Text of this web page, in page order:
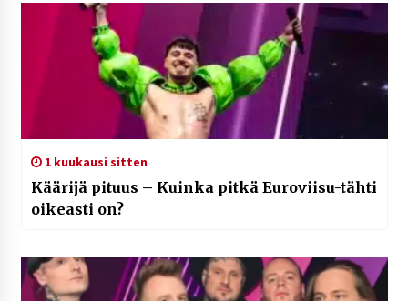
1 kuukausi sitten
Käärijä pituus – Kuinka pitkä Euroviisu-tähti
oikeasti on?